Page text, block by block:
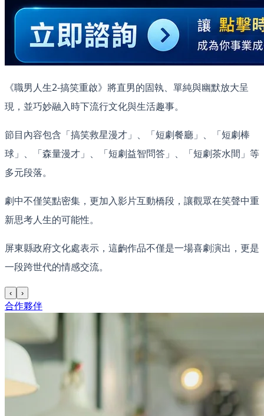
《職男人生2-搞笑重啟》將直男的固執、單純與幽默放大呈
現，並巧妙融入時下流行文化與生活趣事。
節目內容包含「搞笑救星漫才」、「短劇餐廳」、「短劇棒
球」、「森量漫才」、「短劇益智問答」、「短劇茶水間」等
多元段落。
劇中不僅笑點密集，更加入影片互動橋段，讓觀眾在笑聲中重
新思考人生的可能性。
屏東縣政府文化處表示，這齣作品不僅是一場喜劇演出，更是
一段跨世代的情感交流。
‹ ›
合作夥伴